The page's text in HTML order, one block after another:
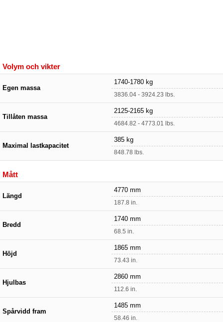
Volym och vikter
Egen massa
1740-1780 kg
3836.04 - 3924.23 lbs.
Tillåten massa
2125-2165 kg
4684.82 - 4773.01 lbs.
Maximal lastkapacitet
385 kg
848.78 lbs.
Mått
Längd
4770 mm
187.8 in.
Bredd
1740 mm
68.5 in.
Höjd
1865 mm
73.43 in.
Hjulbas
2860 mm
112.6 in.
Spårvidd fram
1485 mm
58.46 in.